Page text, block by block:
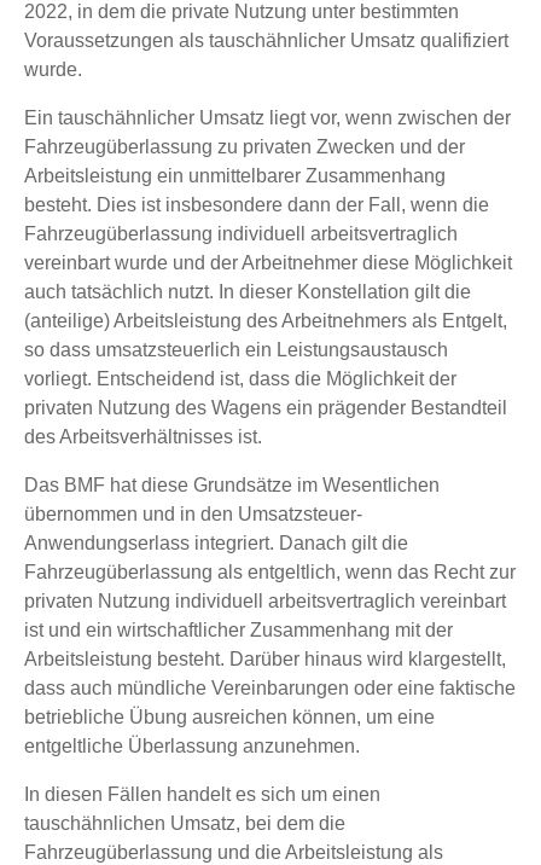
2022, in dem die private Nutzung unter bestimmten
Voraussetzungen als tauschähnlicher Umsatz qualifiziert
wurde.
Ein tauschähnlicher Umsatz liegt vor, wenn zwischen der
Fahrzeugüberlassung zu privaten Zwecken und der
Arbeitsleistung ein unmittelbarer Zusammenhang
besteht. Dies ist insbesondere dann der Fall, wenn die
Fahrzeugüberlassung individuell arbeitsvertraglich
vereinbart wurde und der Arbeitnehmer diese Möglichkeit
auch tatsächlich nutzt. In dieser Konstellation gilt die
(anteilige) Arbeitsleistung des Arbeitnehmers als Entgelt,
so dass umsatzsteuerlich ein Leistungsaustausch
vorliegt. Entscheidend ist, dass die Möglichkeit der
privaten Nutzung des Wagens ein prägender Bestandteil
des Arbeitsverhältnisses ist.
Das BMF hat diese Grundsätze im Wesentlichen
übernommen und in den Umsatzsteuer-
Anwendungserlass integriert. Danach gilt die
Fahrzeugüberlassung als entgeltlich, wenn das Recht zur
privaten Nutzung individuell arbeitsvertraglich vereinbart
ist und ein wirtschaftlicher Zusammenhang mit der
Arbeitsleistung besteht. Darüber hinaus wird klargestellt,
dass auch mündliche Vereinbarungen oder eine faktische
betriebliche Übung ausreichen können, um eine
entgeltliche Überlassung anzunehmen.
In diesen Fällen handelt es sich um einen
tauschähnlichen Umsatz, bei dem die
Fahrzeugüberlassung und die Arbeitsleistung als